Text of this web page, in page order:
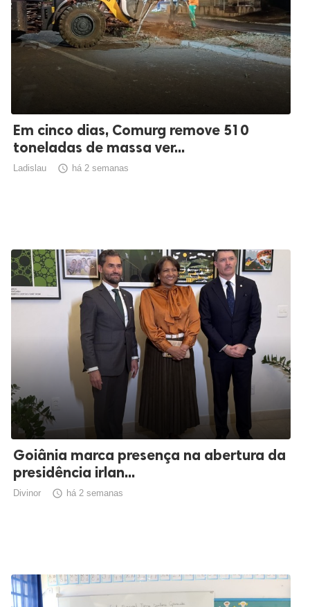
Em cinco dias, Comurg remove 510
toneladas de massa ver...
Ladislau  há 2 semanas
Goiânia marca presença na abertura da
presidência irlan...
Divinor  há 2 semanas